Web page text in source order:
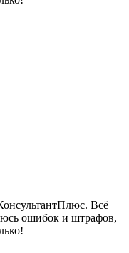
Всё
ошибок и штрафов,